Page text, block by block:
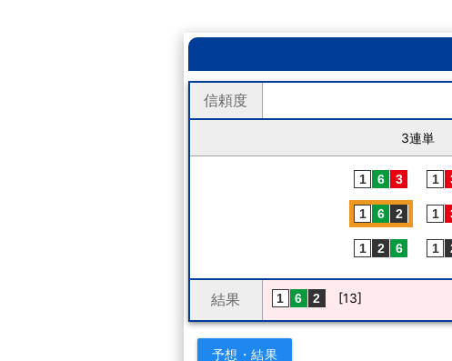
信頼度
3連単
結果 [13]
予想・結果